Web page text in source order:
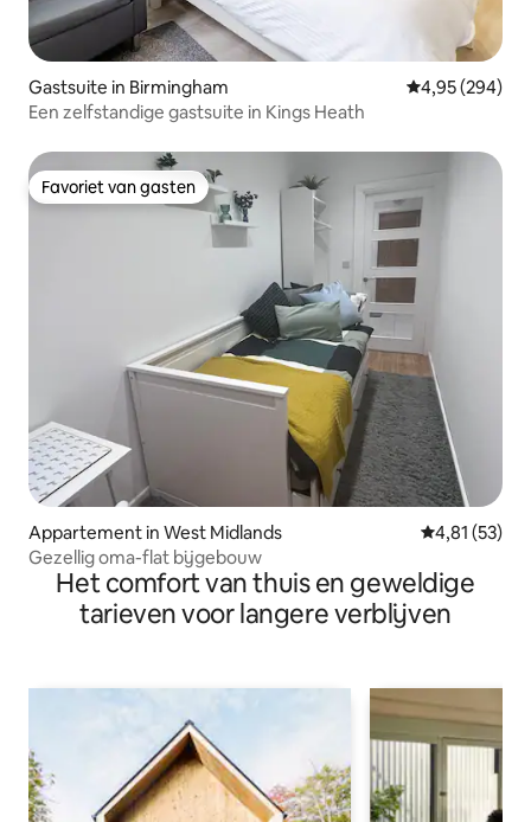
Gastsuite in Birmingham Gemiddelde
4,95 (294)
Een zelfstandige gastsuite in Kings Heath
Favoriet van gasten
Favoriet van gasten
Appartement in West Midlands Gemiddelde
4,81 (53)
Gezellig oma-flat bijgebouw
Het comfort van thuis en geweldige
tarieven voor langere verblijven